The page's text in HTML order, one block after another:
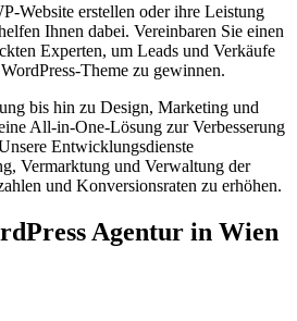
Website erstellen oder ihre Leistung
Ihnen dabei. Vereinbaren Sie einen
Experten, um Leads und Verkäufe
Theme zu gewinnen.
bis hin zu Design, Marketing und
All-in-One-Lösung zur Verbesserung
Entwicklungsdienste
Vermarktung und Verwaltung der
und Konversionsraten zu erhöhen.
Agentur in Wien